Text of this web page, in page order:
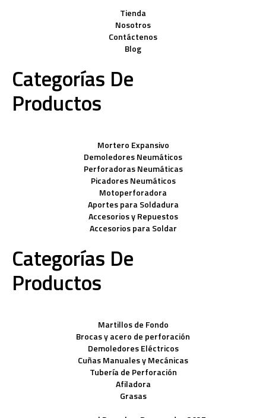
Tienda
Nosotros
Contáctenos
Blog
Categorías De
Productos
Mortero Expansivo
Demoledores Neumáticos
Perforadoras Neumáticas
Picadores Neumáticos
Motoperforadora
Aportes para Soldadura
Accesorios y Repuestos
Accesorios para Soldar
Categorías De
Productos
Martillos de Fondo
Brocas y acero de perforación
Demoledores Eléctricos
Cuñas Manuales y Mecánicas
Tubería de Perforación
Afiladora
Grasas